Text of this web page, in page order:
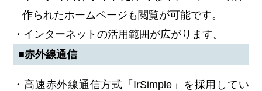
作られたホームページも閲覧が可能です。
・インターネットの活用範囲が広がります。
■赤外線通信
・高速赤外線通信方式「IrSimple」を採用してい